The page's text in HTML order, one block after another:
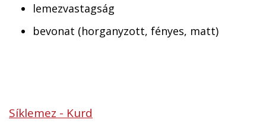
lemezvastagság
bevonat (horganyzott, fényes, matt)
Síklemez - Kurd